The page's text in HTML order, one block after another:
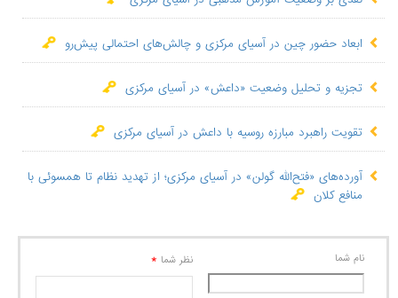
ابعاد حضور چین در آسیای مرکزی و چالش‌های احتمالی پیش‌رو
تجزیه و تحلیل وضعیت «داعش» در آسیای مرکزی
تقویت راهبرد مبارزه روسیه با داعش در آسیای مرکزی
آورده‌های «فتح‌الله گولن» در آسیای مرکزی؛ از تهدید نظام تا همسوئی با
منافع کلان
نام شما نظر شما *